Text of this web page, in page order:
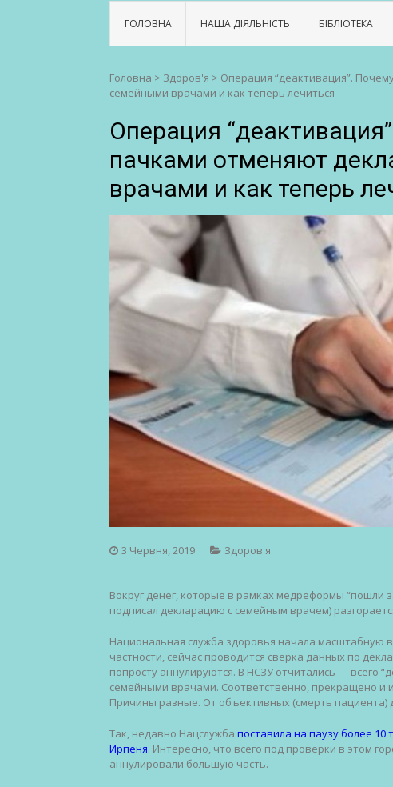
ГОЛОВНА НАША ДІЯЛЬНІСТЬ БІБЛІОТЕКА
Головна > Здоров'я > Операция “деактивация”.
семейными врачами и как теперь лечиться
Операция
пачками отменяют
врачами и как теперь
3 Червня, 2019 Здоров'я
Вокруг денег, которые в рамках медреформы “пошли
подписал декларацию с семейным врачем)
Национальная служба здоровья начала масштабную
частности, сейчас проводится сверка данных по
попросту аннулируются. В НСЗУ отчитались — всего
семейными врачами. Соответственно, прекращено и
Причины разные. От объективных (смерть пациента)
Так, недавно Нацслужба поставила на паузу более
Ирпеня. Интересно, что всего под проверки в этом
аннулировали большую часть.